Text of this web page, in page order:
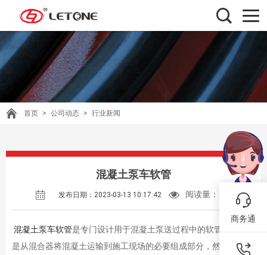
首页 > 公司动态 > 行业新闻
混凝土泵车软管
发布日期：2023-03-13 10:17:42 阅读量：
混凝土泵车软管是专门设计用于混凝土泵送过程中的软管。它们
是从混合器将混凝土运输到施工现场的必要组成部分，然后倒入所
商务通